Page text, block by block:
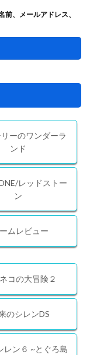
、メールアドレス、
ーのワンダーラ
ンド
レッドストー
ン
ムレビュー
コの大冒険２
のシレンDS
レン６ ~とぐろ島